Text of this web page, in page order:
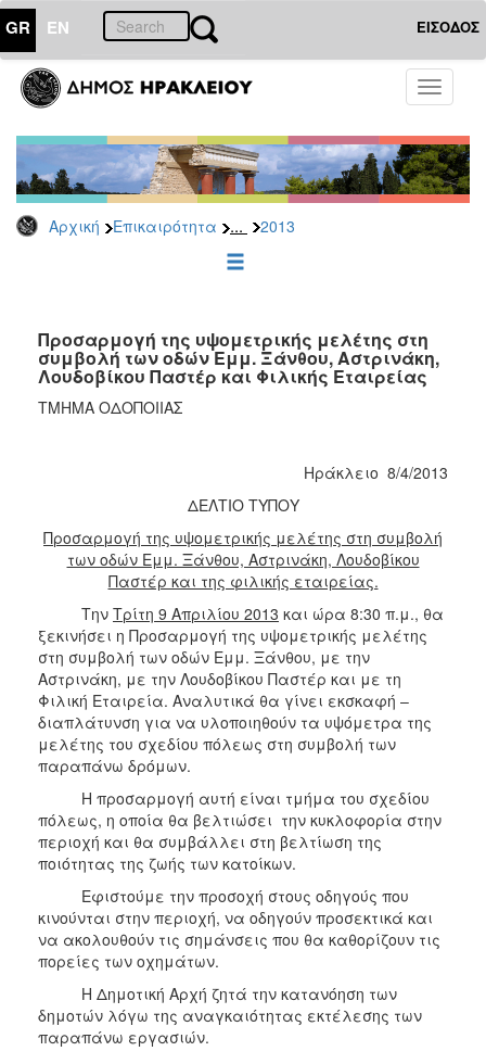
GR EN ΕΙΣΟΔΟΣ
Toggle
Αρχική Επικαιρότητα ... 2013
ΕΠΙΚΑΙΡΟΤΗΤΑ
Τύπου
Αρχείο
2026
2025
2022
2021
2020
2016
2015
2012
2011
2010
2006
ΔΗΜΟΤΗΣ
ΗΡΑΚΛΕΙΟ
Προσαρμογή της υψομετρικής μελέτης στη
συμβολή των οδών Εμμ. Ξάνθου, Αστρινάκη,
Λουδοβίκου Παστέρ και Φιλικής Εταιρείας
ΤΜΗΜΑ ΟΔΟΠΟΙΙΑΣ
Ηράκλειο 8/4/2013
ΔΕΛΤΙΟ ΤΥΠΟΥ
Προσαρμογή της υψομετρικής μελέτης στη συμβολή
των οδών Εμμ. Ξάνθου, Αστρινάκη, Λουδοβίκου
Παστέρ και της φιλικής εταιρείας.
Την Τρίτη 9 Απριλίου 2013 και ώρα 8:30 π.μ., θα
ξεκινήσει η Προσαρμογή της υψομετρικής μελέτης
στη συμβολή των οδών Εμμ. Ξάνθου, με την
Αστρινάκη, με την Λουδοβίκου Παστέρ και με τη
Φιλική Εταιρεία. Αναλυτικά θα γίνει εκσκαφή –
διαπλάτυνση για να υλοποιηθούν τα υψόμετρα της
μελέτης του σχεδίου πόλεως στη συμβολή των
παραπάνω δρόμων.
Η προσαρμογή αυτή είναι τμήμα του σχεδίου
πόλεως, η οποία θα βελτιώσει την κυκλοφορία στην
περιοχή και θα συμβάλλει στη βελτίωση της
ποιότητας της ζωής των κατοίκων.
Εφιστούμε την προσοχή στους οδηγούς που
κινούνται στην περιοχή, να οδηγούν προσεκτικά και
να ακολουθούν τις σημάνσεις που θα καθορίζουν τις
πορείες των οχημάτων.
Η Δημοτική Αρχή ζητά την κατανόηση των
δημοτών λόγω της αναγκαιότητας εκτέλεσης των
παραπάνω εργασιών.